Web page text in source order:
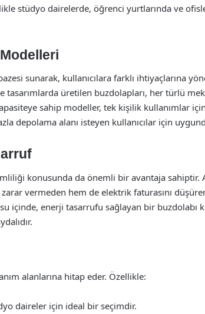
stüdyo dairelerde, öğrenci yurtlarında ve
sunarak, kullanıcılara farklı ihtiyaçlarına
tasarımlarda üretilen buzdolapları, her türlü
sahip modeller, tek kişilik kullanımlar
depolama alanı isteyen kullanıcılar için
konusunda da önemli bir avantaja sahiptir.
zarar vermeden hem de elektrik faturasını
içinde, enerji tasarrufu sağlayan bir buzdolabı
alanlarına hitap eder. Özellikle:
daireler için ideal bir seçimdir.